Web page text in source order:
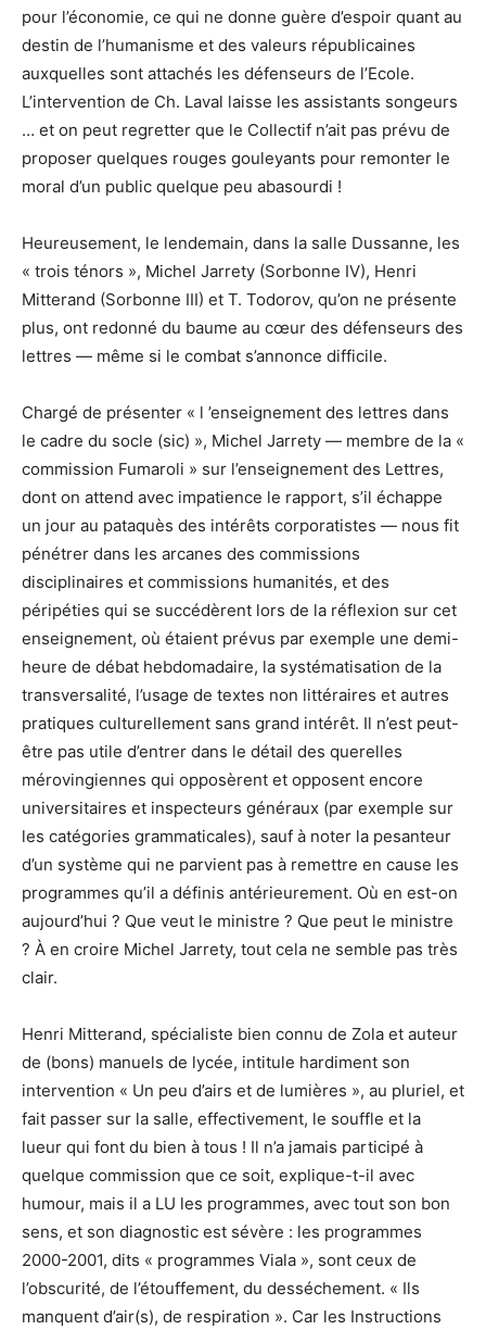
pour l’économie, ce qui ne donne guère d’espoir quant au
destin de l’humanisme et des valeurs républicaines
auxquelles sont attachés les défenseurs de l’Ecole.
L’intervention de Ch. Laval laisse les assistants songeurs
… et on peut regretter que le Collectif n’ait pas prévu de
proposer quelques rouges gouleyants pour remonter le
moral d’un public quelque peu abasourdi !
Heureusement, le lendemain, dans la salle Dussanne, les
« trois ténors », Michel Jarrety (Sorbonne IV), Henri
Mitterand (Sorbonne III) et T. Todorov, qu’on ne présente
plus, ont redonné du baume au cœur des défenseurs des
lettres — même si le combat s’annonce difficile.
Chargé de présenter « l ’enseignement des lettres dans
le cadre du socle (sic) », Michel Jarrety — membre de la «
commission Fumaroli » sur l’enseignement des Lettres,
dont on attend avec impatience le rapport, s’il échappe
un jour au pataquès des intérêts corporatistes — nous fit
pénétrer dans les arcanes des commissions
disciplinaires et commissions humanités, et des
péripéties qui se succédèrent lors de la réflexion sur cet
enseignement, où étaient prévus par exemple une demi-
heure de débat hebdomadaire, la systématisation de la
transversalité, l’usage de textes non littéraires et autres
pratiques culturellement sans grand intérêt. Il n’est peut-
être pas utile d’entrer dans le détail des querelles
mérovingiennes qui opposèrent et opposent encore
universitaires et inspecteurs généraux (par exemple sur
les catégories grammaticales), sauf à noter la pesanteur
d’un système qui ne parvient pas à remettre en cause les
programmes qu’il a définis antérieurement. Où en est-on
aujourd’hui ? Que veut le ministre ? Que peut le ministre
? À en croire Michel Jarrety, tout cela ne semble pas très
clair.
Henri Mitterand, spécialiste bien connu de Zola et auteur
de (bons) manuels de lycée, intitule hardiment son
intervention « Un peu d’airs et de lumières », au pluriel, et
fait passer sur la salle, effectivement, le souffle et la
lueur qui font du bien à tous ! Il n’a jamais participé à
quelque commission que ce soit, explique-t-il avec
humour, mais il a LU les programmes, avec tout son bon
sens, et son diagnostic est sévère : les programmes
2000-2001, dits « programmes Viala », sont ceux de
l’obscurité, de l’étouffement, du desséchement. « Ils
manquent d’air(s), de respiration ». Car les Instructions